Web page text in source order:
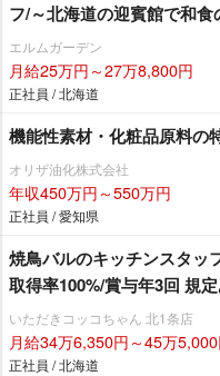
フ/～北海道の迎賓館で和食
エルムガーデン
月給25万円～27万8,800円
正社員 / 北海道
機能性素材・化粧品原料の
オリザ油化株式会社
年収450万円～550万円
正社員 / 愛知県
焼鳥バルのキッチンスタッ
取得率100%/賞与年3回 規定
いただきコッコちゃん 北1条店
月給34万6,350円～45万
正社員 / 北海道